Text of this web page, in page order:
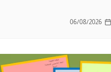
06/08/2026